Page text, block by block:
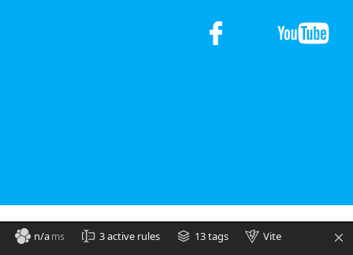
n/ams 3 active rules 13 tags Vite